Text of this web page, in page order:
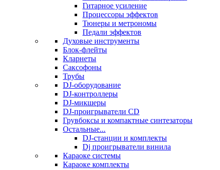
Гитарное усиление
Процессоры эффектов
Тюнеры и метрономы
Педали эффектов
Духовые инструменты
Блок-флейты
Кларнеты
Саксофоны
Трубы
DJ-оборудование
DJ-контроллеры
DJ-микшеры
DJ-проигрыватели CD
Грувбоксы и компактные синтезаторы
Остальные...
DJ-станции и комплекты
Dj проигрыватели винила
Караоке системы
Караоке комплекты